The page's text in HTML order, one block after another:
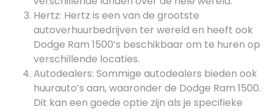
Hertz: Hertz is een van de grootste
autoverhuurbedrijven ter wereld en heeft ook
Dodge Ram 1500’s beschikbaar om te huren op
verschillende locaties.
Autodealers: Sommige autodealers bieden ook
huurauto’s aan, waaronder de Dodge Ram 1500.
Dit kan een goede optie zijn als je specifieke